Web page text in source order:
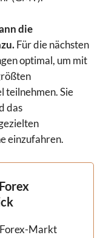
die
Für die nächsten
optimal, um mit
teilnehmen. Sie
das
einzufahren.
Markt